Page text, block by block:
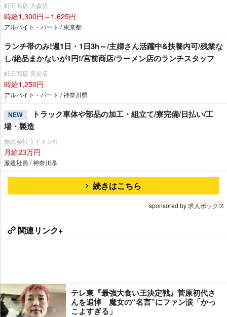
町田商店 大森店
時給1,300円～1,625円
アルバイト・パート / 東京都
ランチ帯のみ!週1日・1日3h～/主婦さん活躍中&扶養内可/残業な
し/絶品まかないが1円!/宮前商店/ラーメン店のランチスタッフ
町田商店 宮前店
時給1,250円
アルバイト・パート / 神奈川県
NEW
トラック車体や部品の加工・組立て/寮完備/日払い/工
場・製造
株式会社ライオン社
月給23万円
派遣社員 / 神奈川県
続きはこちら
sponsored by 求人ボックス
関連リンク+
テレ東『最強大食い王決定戦』菅原初代さ
んを追悼 魔女の“名言”にファン涙「かっ
こよすぎる」